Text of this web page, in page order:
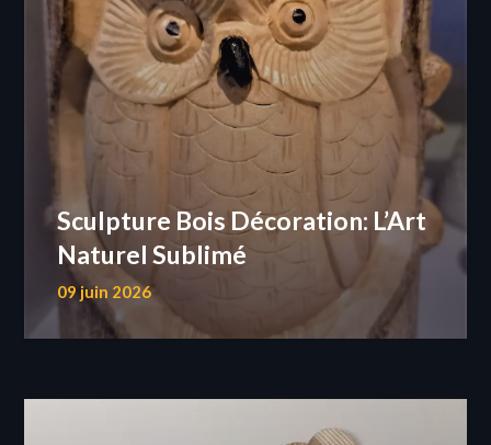
Sculpture Bois Décoration: L’Art
Naturel Sublimé
09 juin 2026